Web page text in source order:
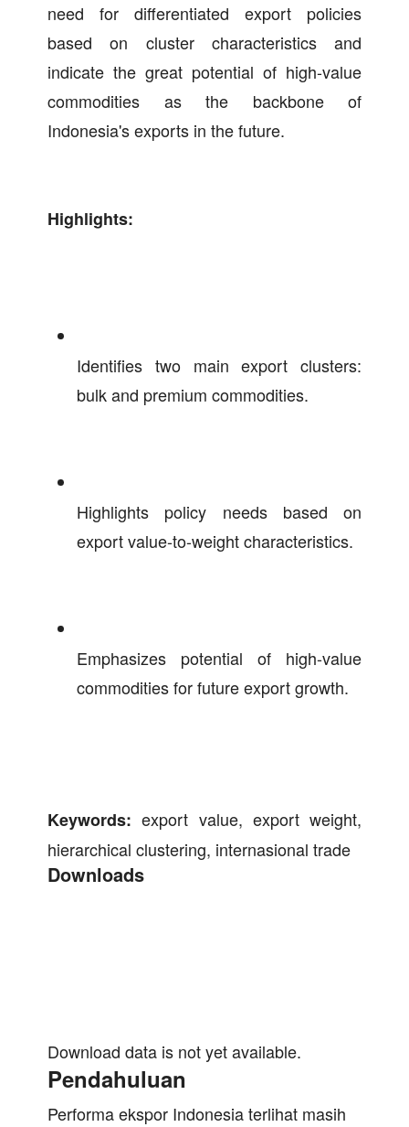
need for differentiated export policies
based on cluster characteristics and
indicate the great potential of high-value
commodities as the backbone of
Indonesia's exports in the future.
Highlights:
Identifies two main export clusters:
bulk and premium commodities.
Highlights policy needs based on
export value-to-weight characteristics.
Emphasizes potential of high-value
commodities for future export growth.
Keywords:export value, export weight,
hierarchical clustering, internasional trade
Downloads
Download data is not yet available.
Pendahuluan
Performa ekspor Indonesia terlihat masih